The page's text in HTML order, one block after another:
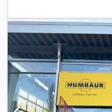
DAMAGED EQUIPMENT /
Hivatkozási szám: 260239
Modell: X50+ ECONOV
FIGYELEM -----
Verunglücktes Material
MERT ELTÖRT A
állapotában kerül
célra. Nincs garancia,
visszatérítés. No warranty,